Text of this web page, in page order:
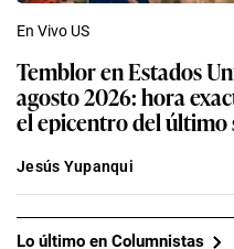
En Vivo US
Temblor en Estados
agosto 2026: hora
el epicentro del último
Jesús Yupanqui
Lo último en Columnistas